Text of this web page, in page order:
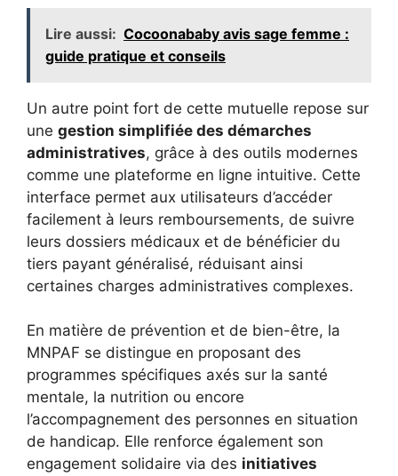
Lire aussi: Cocoonababy avis sage femme :
guide pratique et conseils
Un autre point fort de cette mutuelle repose sur
une gestion simplifiée des démarches
administratives, grâce à des outils modernes
comme une plateforme en ligne intuitive. Cette
interface permet aux utilisateurs d’accéder
facilement à leurs remboursements, de suivre
leurs dossiers médicaux et de bénéficier du
tiers payant généralisé, réduisant ainsi
certaines charges administratives complexes.
En matière de prévention et de bien-être, la
MNPAF se distingue en proposant des
programmes spécifiques axés sur la santé
mentale, la nutrition ou encore
l’accompagnement des personnes en situation
de handicap. Elle renforce également son
engagement solidaire via des initiatives